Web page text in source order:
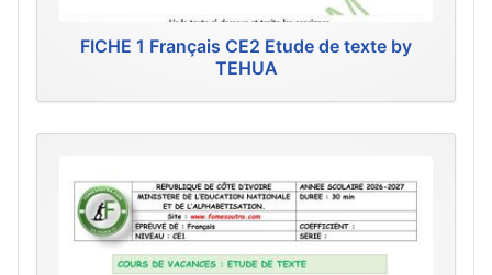
FICHE 1 Français CE2 Etude de texte by
TEHUA